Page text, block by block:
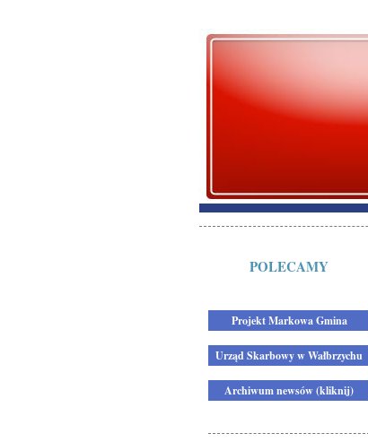
POLECAMY
Projekt Markowa Gmina
Urząd Skarbowy w Wałbrzychu
Archiwum newsów (kliknij)